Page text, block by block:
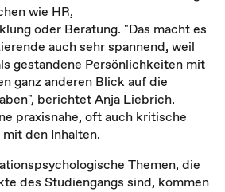
wie HR,
oder Beratung. "Das macht es
auch sehr spannend, weil
gestandene Persönlichkeiten mit
ganz anderen Blick auf die
berichtet Anja Liebrich.
praxisnahe, oft auch kritische
den Inhalten.
Themen, die
des Studiengangs sind, kommen